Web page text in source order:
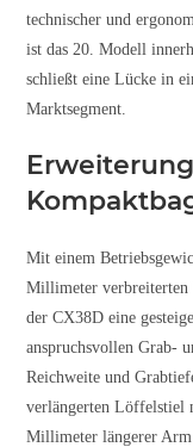
technischer und
ist das 20. Modell
schließt eine Lücke in
Marktsegment.
Mit einem
Millimeter verbreiterten
der CX38D eine
anspruchsvollen Grab-
Reichweite und
verlängerten Löffelstiel
Millimeter längerer Arm